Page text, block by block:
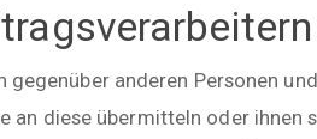
anderen Personen
an diese übermitteln oder ihnen